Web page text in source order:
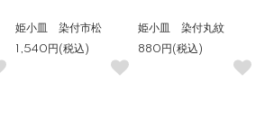
姫小皿 染付市松
1,540円(税込)
姫小皿 染付丸紋
880円(税込)